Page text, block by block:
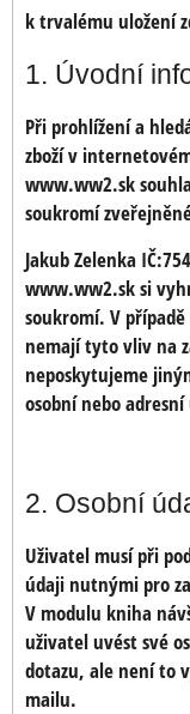
k trvalému uložení
1. Úvodní
Při prohlížení a
zboží v
www.ww2.sk
soukromí
Jakub Zelenka
www.ww2.sk si
soukromí. V
nemají tyto vliv na
neposkytujeme
osobní nebo
2. Osobní
Uživatel musí při
údaji nutnými pro
V modulu kniha
uživatel uvést své
dotazu, ale není to
mailu.